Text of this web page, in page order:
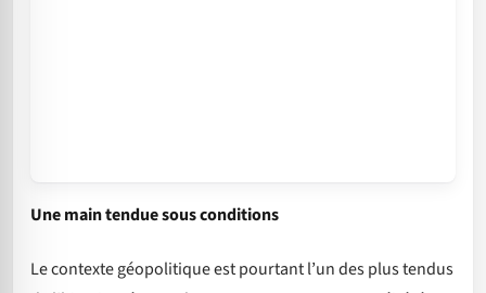
Une main tendue sous conditions
Le contexte géopolitique est pourtant l’un des plus tendus